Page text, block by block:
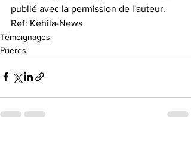
publié avec la permission de l'auteur.
Ref: Kehila-News
Témoignages
Prières